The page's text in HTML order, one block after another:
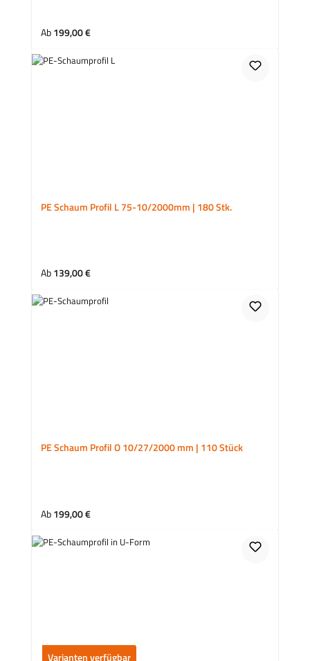
Regulärer Preis:
Ab199,00 €
PE Schaum Profil L 75-10/2000mm | 180 Stk.
Regulärer Preis:
Ab139,00 €
PE Schaum Profil O 10/27/2000 mm | 110 Stück
Regulärer Preis:
Ab199,00 €
Varianten verfügbar